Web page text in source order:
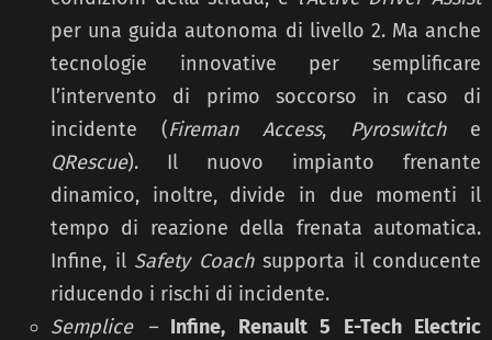
per una guida autonoma di livello 2. Ma anche
tecnologie innovative per semplificare
l’intervento di primo soccorso in caso di
incidente (Fireman Access, Pyroswitche
QRescue). Il nuovo impianto frenante
dinamico, inoltre, divide in due momenti il
tempo di reazione della frenata automatica.
Infine, il Safety Coachsupporta il conducente
riducendo i rischi di incidente.
Semplice – Infine, Renault 5 E-Tech Electric